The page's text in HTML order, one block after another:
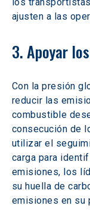
ajusten a las
3. Apoyar
Con la presión
reducir las
combustible
consecución de
utilizar el
carga para
emisiones, los
su huella de
emisiones en su